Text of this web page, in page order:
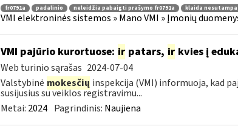
fr0791a padalinio neleidžia pabaigti prašymo fr0791a klaida
VMI elektroninės sistemos » Mano VMI » Įmonių
VMI pajūrio kurortuose: irpatars, irkvies į
Web turinio sąrašas 2024-07-04
Valstybinė mokesčių inspekcija (VMI) informuoja, kad
susijusius su veiklos registravimu...
Metai: 2024 Pagrindinis: Naujiena